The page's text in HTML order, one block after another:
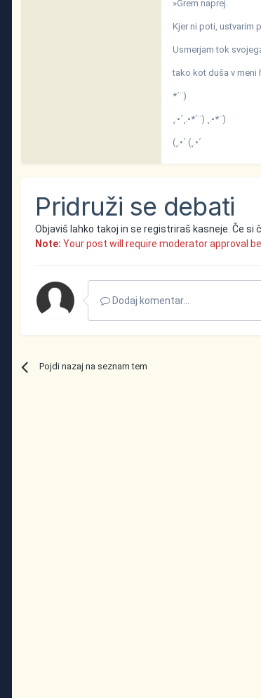
»Grem naprej.
Kjer ni poti, ustvarim
Usmerjam tok
tako kot duša v meni
*´¨)
¸.•´¸.•*´¨) ¸.•*¨)
(¸.•´ (¸.•´
Pridruži se debati
Objaviš lahko takoj in se registriraš kasneje. Če si
Note: Your post will require moderator approval
Dodaj komentar...
Pojdi nazaj na seznam tem